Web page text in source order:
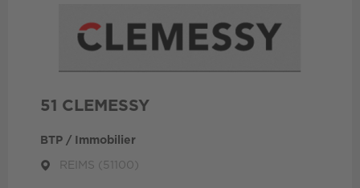
51 CLEMESSY
BTP / Immobilier
REIMS (51100)